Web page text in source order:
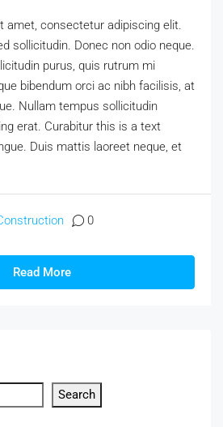
amet, consectetur adipiscing elit.
sollicitudin. Donec non odio neque.
purus, quis rutrum mi
bibendum orci ac nibh facilisis, at
Nullam tempus sollicitudin
erat. Curabitur this is a text
Duis mattis laoreet neque, et
0
Read More
Search